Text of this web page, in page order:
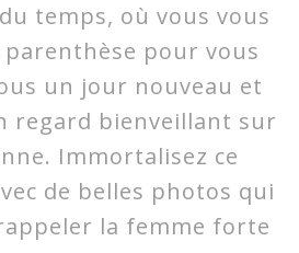
temps, où vous vous
parenthèse pour vous
un jour nouveau et
regard bienveillant sur
Immortalisez ce
de belles photos qui
la femme forte